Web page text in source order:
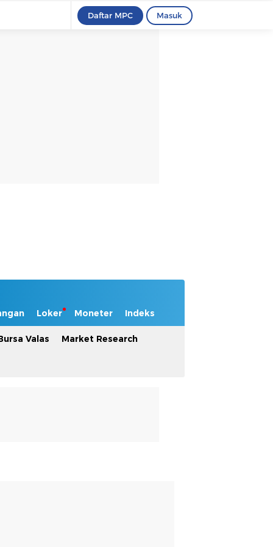
Daftar MPC Masuk
Loker Moneter Indeks
Valas Market Research